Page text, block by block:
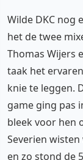
Wilde DKC nog
het de twee
Thomas Wijers
taak het
knie te leggen.
game ging pas
bleek voor hen
Severien
en zo stond de